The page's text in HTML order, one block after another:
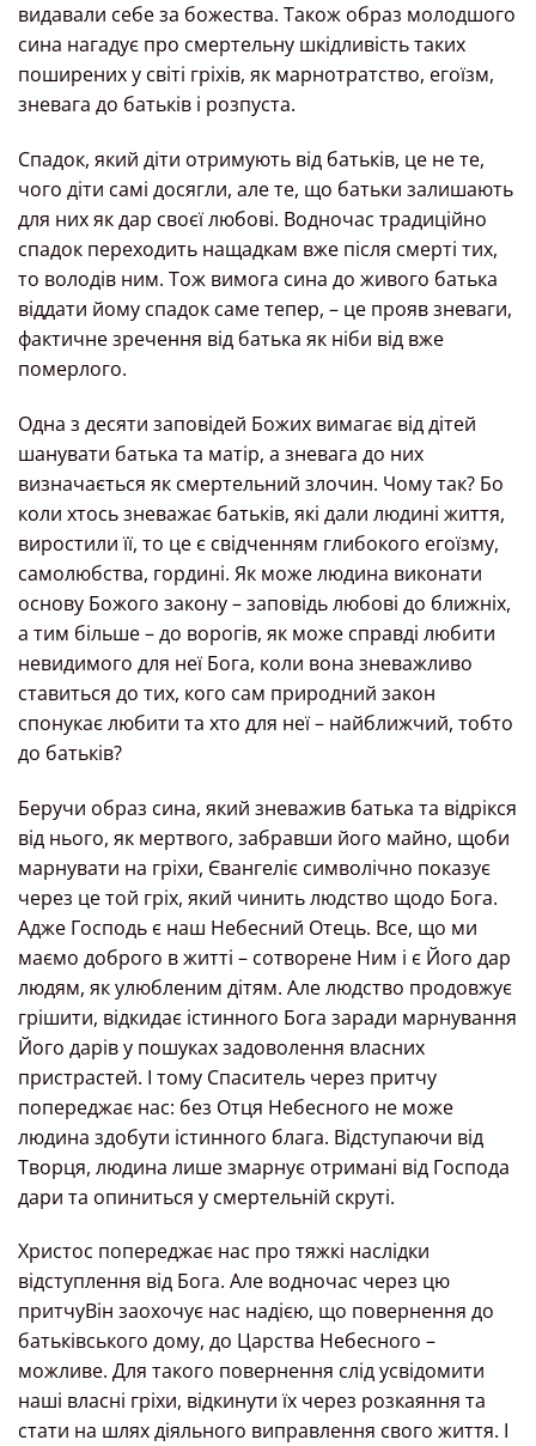
видавали себе за божества. Також образ молодшого
сина нагадує про смертельну шкідливість таких
поширених у світі гріхів, як марнотратство, егоїзм,
зневага до батьків і розпуста.
Спадок, який діти отримують від батьків, це не те,
чого діти самі досягли, але те, що батьки залишають
для них як дар своєї любові. Водночас традиційно
спадок переходить нащадкам вже після смерті тих,
то володів ним. Тож вимога сина до живого батька
віддати йому спадок саме тепер, – це прояв зневаги,
фактичне зречення від батька як ніби від вже
померлого.
Одна з десяти заповідей Божих вимагає від дітей
шанувати батька та матір, а зневага до них
визначається як смертельний злочин. Чому так? Бо
коли хтось зневажає батьків, які дали людині життя,
виростили її, то це є свідченням глибокого егоїзму,
самолюбства, гордині. Як може людина виконати
основу Божого закону – заповідь любові до ближніх,
а тим більше – до ворогів, як може справді любити
невидимого для неї Бога, коли вона зневажливо
ставиться до тих, кого сам природний закон
спонукає любити та хто для неї – найближчий, тобто
до батьків?
Беручи образ сина, який зневажив батька та відрікся
від нього, як мертвого, забравши його майно, щоби
марнувати на гріхи, Євангеліє символічно показує
через це той гріх, який чинить людство щодо Бога.
Адже Господь є наш Небесний Отець. Все, що ми
маємо доброго в житті – сотворене Ним і є Його дар
людям, як улюбленим дітям. Але людство продовжує
грішити, відкидає істинного Бога заради марнування
Його дарів у пошуках задоволення власних
пристрастей. І тому Спаситель через притчу
попереджає нас: без Отця Небесного не може
людина здобути істинного блага. Відступаючи від
Творця, людина лише змарнує отримані від Господа
дари та опиниться у смертельній скруті.
Христос попереджає нас про тяжкі наслідки
відступлення від Бога. Але водночас через цю
притчуВін заохочує нас надією, що повернення до
батьківського дому, до Царства Небесного –
можливе. Для такого повернення слід усвідомити
наші власні гріхи, відкинути їх через розкаяння та
стати на шлях діяльного виправлення свого життя. І